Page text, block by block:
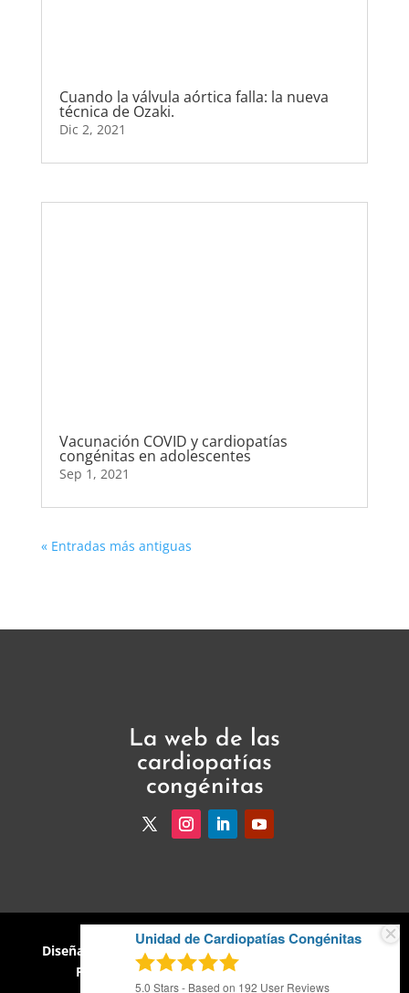
Cuando la válvula aórtica falla: la nueva
técnica de Ozaki.
Dic 2, 2021
Vacunación COVID y cardiopatías
congénitas en adolescentes
Sep 1, 2021
« Entradas más antiguas
La web de las
cardiopatías
congénitas
Diseñado por Valmond Group· Política de Cookies
Política de Privacidad· Aviso Legal · 2026
Unidad de Cardiopatías Congénitas
5.0 Stars - Based on 192 User Reviews